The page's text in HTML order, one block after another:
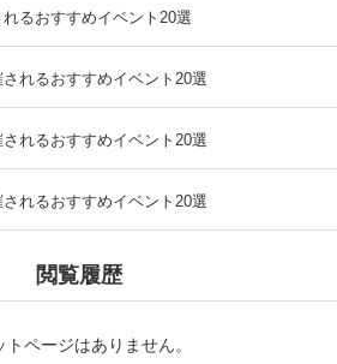
るおすすめイベント20選
れるおすすめイベント20選
れるおすすめイベント20選
れるおすすめイベント20選
閲覧履歴
ページはありません。